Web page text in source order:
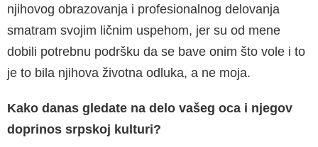
njihovog obrazovanja i profesionalnog delovanja
smatram svojim ličnim uspehom, jer su od mene
dobili potrebnu podršku da se bave onim što vole i to
je to bila njihova životna odluka, a ne moja.
Kako danas gledate na delo vašeg oca i njegov
doprinos srpskoj kulturi?